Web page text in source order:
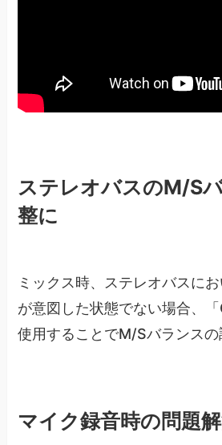
ステレオバスのM/S
整に
ミックス時、ステレオバスに
が意図した状態でない場合、
使用することでM/Sバランスの
マイク録音時の問題